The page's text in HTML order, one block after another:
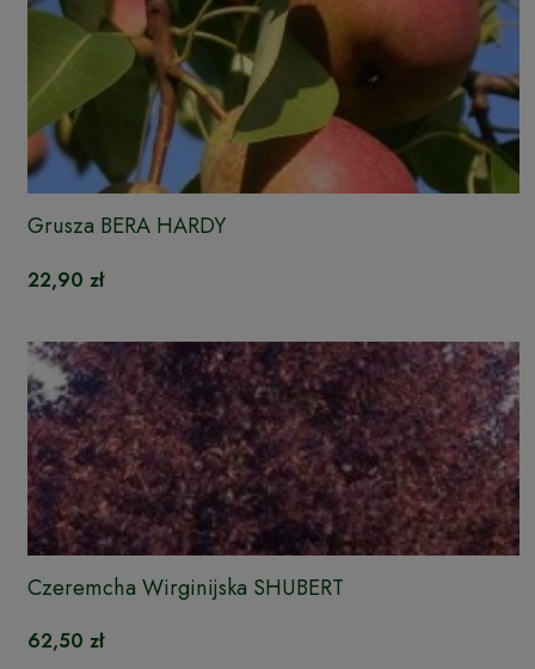
Grusza BERA HARDY
22,90 zł
Czeremcha Wirginijska SHUBERT
62,50 zł